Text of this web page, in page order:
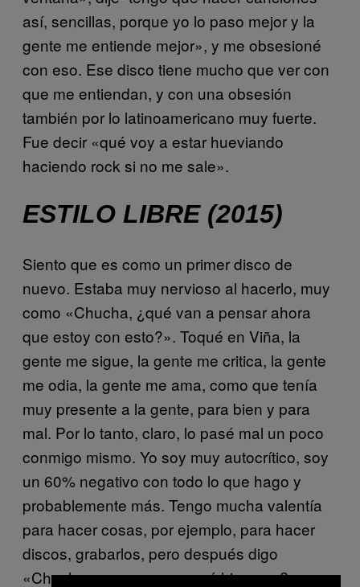
así, sencillas, porque yo lo paso mejor y la
gente me entiende mejor», y me obsesioné
con eso. Ese disco tiene mucho que ver con
que me entiendan, y con una obsesión
también por lo latinoamericano muy fuerte.
Fue decir «qué voy a estar hueviando
haciendo rock si no me sale».
ESTILO LIBRE (2015)
Siento que es como un primer disco de
nuevo. Estaba muy nervioso al hacerlo, muy
como «Chucha, ¿qué van a pensar ahora
que estoy con esto?». Toqué en Viña, la
gente me sigue, la gente me critica, la gente
me odia, la gente me ama, como que tenía
muy presente a la gente, para bien y para
mal. Por lo tanto, claro, lo pasé mal un poco
conmigo mismo. Yo soy muy autocrítico, soy
un 60% negativo con todo lo que hago y
probablemente más. Tengo mucha valentía
para hacer cosas, por ejemplo, para hacer
discos, grabarlos, pero después digo
«Chucha, no pero, ¿por qué hice eso?».